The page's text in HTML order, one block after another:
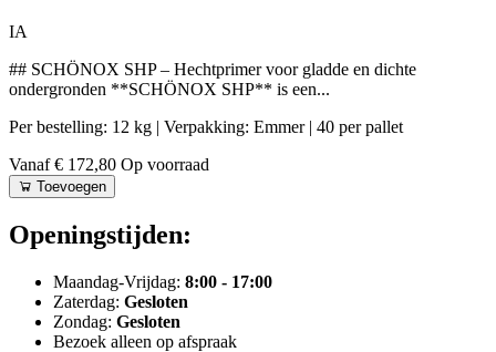
IA
## SCHÖNOX SHP – Hechtprimer voor gladde en dichte
ondergronden **SCHÖNOX SHP** is een...
Per bestelling: 12 kg | Verpakking: Emmer | 40 per pallet
Vanaf € 172,80 Op voorraad
Toevoegen
Openingstijden:
Maandag-Vrijdag: 8:00 - 17:00
Zaterdag: Gesloten
Zondag: Gesloten
Bezoek alleen op afspraak